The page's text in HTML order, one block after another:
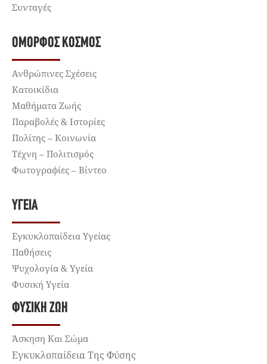
Συνταγές
ΌΜΟΡΦΟΣ ΚΌΣΜΟΣ
Ανθρώπινες Σχέσεις
Κατοικίδια
Μαθήματα Ζωής
Παραβολές & Ιστορίες
Πολίτης – Κοινωνία
Τέχνη – Πολιτισμός
Φωτογραφίες – Βίντεο
ΥΓΕΊΑ
Εγκυκλοπαίδεια Υγείας
Παθήσεις
Ψυχολογία & Υγεία
Φυσική Υγεία
ΦΥΣΙΚΉ ΖΩΉ
Άσκηση Και Σώμα
Εγκυκλοπαίδεια Της Φύσης